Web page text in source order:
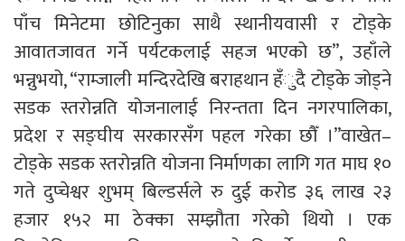
पाँच मिनेटमा छोटिनुका साथै स्थानीयवासी र टोड्के
आवातजावत गर्ने पर्यटकलाई सहज भएको छ”, उहाँले
भन्नुभयो, “राम्जाली मन्दिरदेखि बराहथान हँुदै टोड्के जोड्ने
सडक स्तरोन्नति योजनालाई निरन्तता दिन नगरपालिका,
प्रदेश र सङ्घीय सरकारसँग पहल गरेका छौँ ।”वाखेत–
टोड्के सडक स्तरोन्नति योजना निर्माणका लागि गत माघ १०
गते दुप्चेश्वर शुभम् बिल्डर्सले रु दुई करोड ३६ लाख २३
हजार १५२ मा ठेक्का सम्झौता गरेको थियो । एक